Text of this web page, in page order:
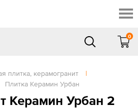
0
плитка, керамогранит
|
Плитка Керамин Урбан
Керамин Урбан 2